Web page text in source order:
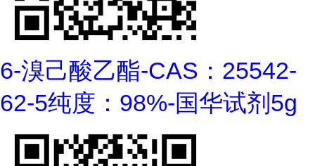
6-溴己酸乙酯-CAS：25542-
62-5纯度：98%-国华试剂5g